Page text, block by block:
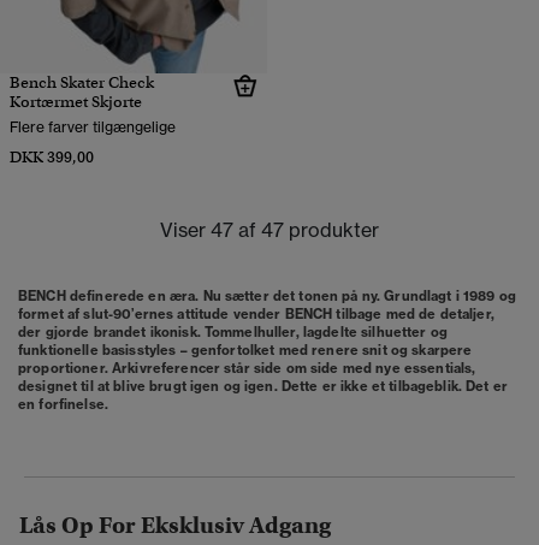
Bench Skater Check
Kortærmet Skjorte
Flere farver tilgængelige
DKK 399,00
Viser 47 af 47 produkter
BENCH definerede en æra. Nu sætter det tonen på ny. Grundlagt i 1989 og
formet af slut-90’ernes attitude vender BENCH tilbage med de detaljer,
der gjorde brandet ikonisk. Tommelhuller, lagdelte silhuetter og
funktionelle basisstyles – genfortolket med renere snit og skarpere
proportioner. Arkivreferencer står side om side med nye essentials,
designet til at blive brugt igen og igen. Dette er ikke et tilbageblik. Det er
en forfinelse.
Lås Op For Eksklusiv Adgang